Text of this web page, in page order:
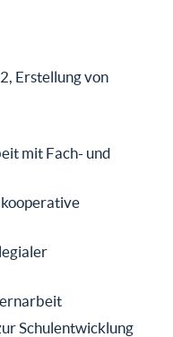
Erstellung von
mit Fach- und
Schulentwicklung